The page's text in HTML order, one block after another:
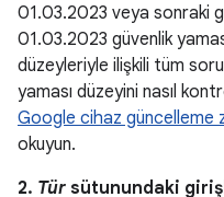
01.03.2023 veya sonraki
01.03.2023 güvenlik
düzeyleriyle ilişkili tüm
yaması düzeyini nasıl
Google cihaz güncelleme
okuyun.
2. Tür sütunundaki